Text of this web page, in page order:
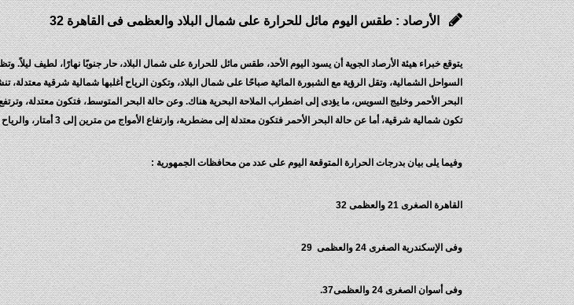
الأرصاد : طقس اليوم مائل للحرارة على شمال البلاد والعظمى فى القاهرة 32
يتوقع خبراء هيئة الأرصاد الجوية أن يسود اليوم الأحد، طقس مائل للحرارة على شمال البلاد، حار جنوبًا نهارًا، لطيف
السواحل الشمالية، وتقل الرؤية مع الشبورة المائية صباحًا على شمال البلاد، وتكون الرياح أغلبها شمالية شرقية معتدلة،
البحر الأحمر وخليج السويس، ما يؤدى إلى اضطراب الملاحة البحرية هناك. وعن حالة البحر المتوسط، فتكون معتدلة،
تكون شمالية شرقية، أما عن حالة البحر الأحمر فتكون معتدلة إلى مضطربة، وارتفاع الأمواج من مترين إلى 3 أمتار، والرياح السطحية تكون شمالية غربية.
وفيما يلى بيان بدرجات الحرارة المتوقعة اليوم على عدد من محافظات الجمهورية :
القاهرة الصغرى 21 والعظمى 32
وفى الإسكندرية الصغرى 24 والعظمى 29
وفى أسوان الصغرى 24 والعظمى37.